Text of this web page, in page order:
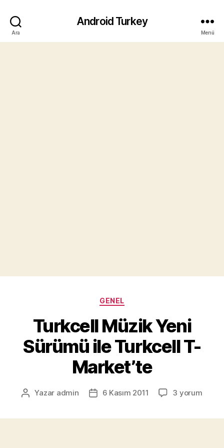
Ara
Android Turkey
Menü
Kategoriler
GENEL
Turkcell Müzik Yeni
Sürümü ile Turkcell T-
Market’te
Yazının
Yazar admin
Yazı6 Kasım 2011
Turkcell
3 yorum